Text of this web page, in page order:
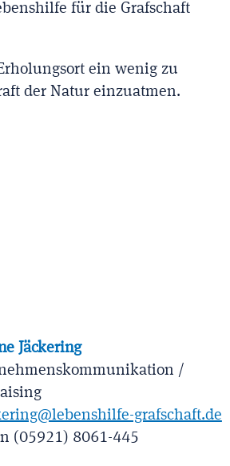
für die Grafschaft
ein wenig zu
der Natur einzuatmen.
Jäckering
/
grafschaft.de
(05921) 8061-445